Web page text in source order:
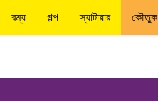
রম্য গল্প স্যাটায়ার কৌতুক